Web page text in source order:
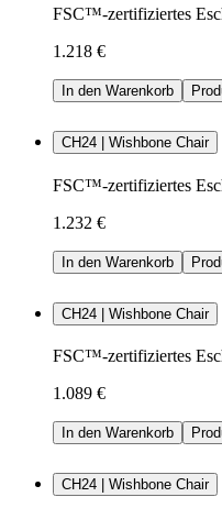
FSC™-zertifiziertes
1.218 €
In den Warenkorb
CH24 | Wishbone Chair
FSC™-zertifiziertes
1.232 €
In den Warenkorb
CH24 | Wishbone Chair
FSC™-zertifiziertes
1.089 €
In den Warenkorb
CH24 | Wishbone Chair